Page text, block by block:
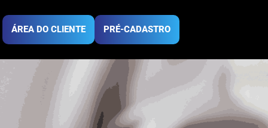
ÁREA DO CLIENTE PRÉ-CADASTRO
Podium